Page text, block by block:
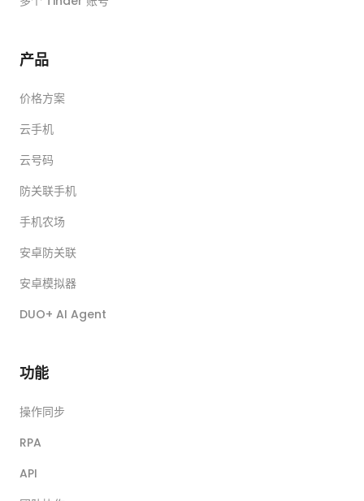
产品
价格方案
云手机
云号码
防关联手机
手机农场
安卓防关联
安卓模拟器
DUO+ AI Agent
功能
操作同步
RPA
API